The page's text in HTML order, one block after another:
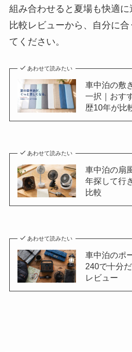
組み合わせると夏場も快適
比較レビューから、自分に
てください。
あわせて読みたい
車中泊の敷
一択｜おす
歴10年が比
あわせて読みたい
車中泊の扇
年探して行
比較
あわせて読みたい
車中泊のポ
240で十分
レビュー